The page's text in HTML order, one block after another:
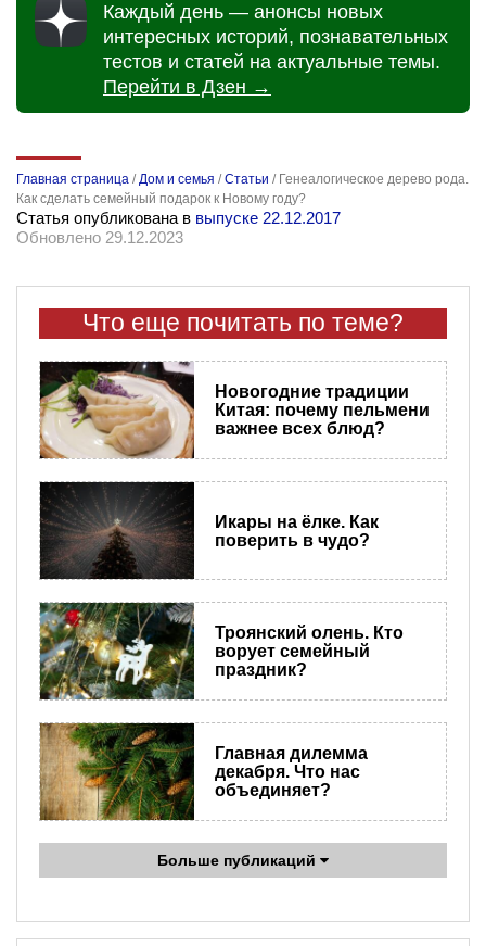
Каждый день — анонсы новых
интересных историй, познавательных
тестов и статей на актуальные темы.
Перейти в Дзен →
Главная страница /Дом и семья /Статьи / Генеалогическое дерево рода.
Как сделать семейный подарок к Новому году?
Статья опубликована в выпуске 22.12.2017
Обновлено 29.12.2023
Что еще почитать по теме?
Новогодние традиции
Китая: почему пельмени
важнее всех блюд?
Икары на ёлке. Как
поверить в чудо?
Троянский олень. Кто
ворует семейный
праздник?
Главная дилемма
декабря. Что нас
объединяет?
Больше публикаций